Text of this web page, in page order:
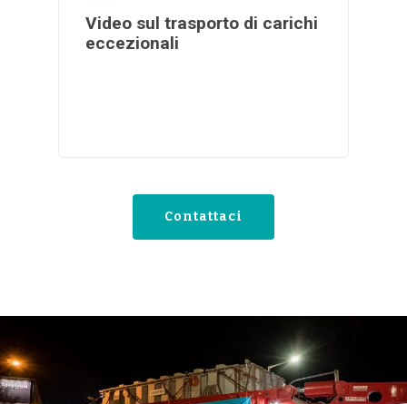
Video sul trasporto di carichi
eccezionali
Contattaci